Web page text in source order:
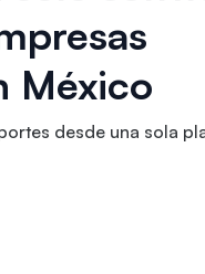
México
desde una sola